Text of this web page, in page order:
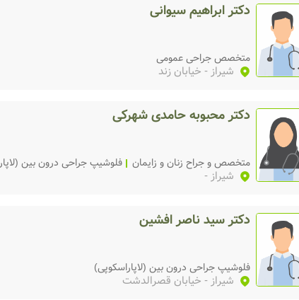
دکتر ابراهیم سیوانی
متخصص جراحی عمومی
شیراز- خیابان زند
دکتر محبوبه حامدی شهرکی
متخصص و جراح زنان و زایمان فلوشیپ جراحی درون بین
شیراز-
دکتر سید ناصر افشین
فلوشیپ جراحی درون بین (لاپاراسکوپی)
شیراز- خیابان قصرالدشت